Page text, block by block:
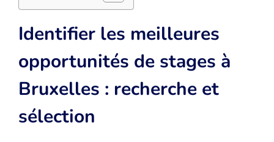
Identifier les meilleures
opportunités de stages à
Bruxelles : recherche et
sélection